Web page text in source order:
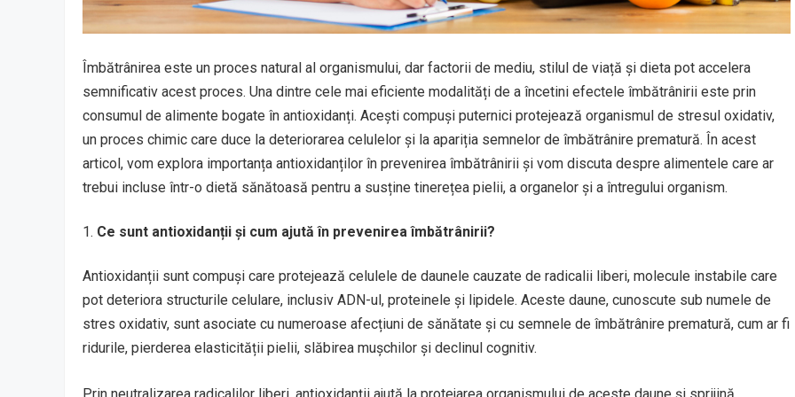
Îmbătrânirea este un proces natural al organismului, dar factorii de mediu, stilul de viață și dieta pot accelera
semnificativ acest proces. Una dintre cele mai eficiente modalități de a încetini efectele îmbătrânirii este prin
consumul de alimente bogate în antioxidanți. Acești compuși puternici protejează organismul de stresul oxidativ,
un proces chimic care duce la deteriorarea celulelor și la apariția semnelor de îmbătrânire prematură. În acest
articol, vom explora importanța antioxidanților în prevenirea îmbătrânirii și vom discuta despre alimentele care ar
trebui incluse într-o dietă sănătoasă pentru a susține tinerețea pielii, a organelor și a întregului organism.
Ce sunt antioxidanții și cum ajută în prevenirea îmbătrânirii?
Antioxidanții sunt compuși care protejează celulele de daunele cauzate de radicalii liberi, molecule instabile care
pot deteriora structurile celulare, inclusiv ADN-ul, proteinele și lipidele. Aceste daune, cunoscute sub numele de
stres oxidativ, sunt asociate cu numeroase afecțiuni de sănătate și cu semnele de îmbătrânire prematură, cum ar fi
ridurile, pierderea elasticității pielii, slăbirea mușchilor și declinul cognitiv.